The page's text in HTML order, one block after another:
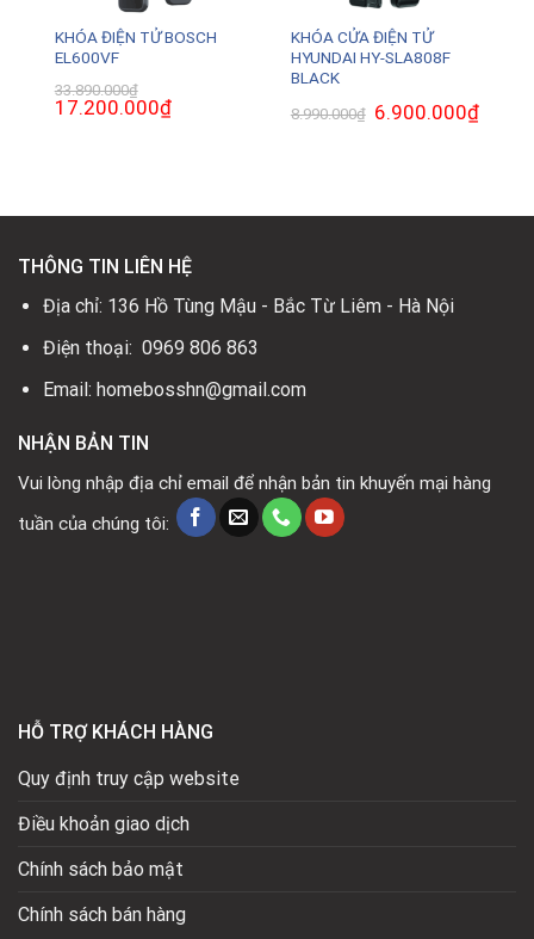
KHÓA ĐIỆN TỬ BOSCH
EL600VF
33.890.000₫
Giá
gốc
17.200.000₫Giá
hiện
KHÓA CỬA ĐIỆN TỬ
HYUNDAI HY-SLA808F
BLACK
8.990.000₫ Giá
gốc
6.900.000₫Giá
hiện
THÔNG TIN LIÊN HỆ
Địa chỉ: 136 Hồ Tùng Mậu - Bắc Từ Liêm - Hà Nội
Điện thoại: 0969 806 863
Email: homebosshn@gmail.com
NHẬN BẢN TIN
Vui lòng nhập địa chỉ email để nhận bản tin khuyến mại hàng
tuần của chúng tôi:
HỖ TRỢ KHÁCH HÀNG
Quy định truy cập website
Điều khoản giao dịch
Chính sách bảo mật
Chính sách bán hàng